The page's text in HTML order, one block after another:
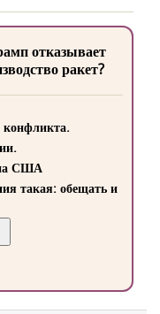
отказывает
ракет?
конфликта.
США
такая: обещать и